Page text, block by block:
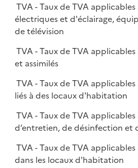
TVA - Taux de TVA
électriques et d'éclairage,
de télévision
TVA - Taux de TVA
et assimilés
TVA - Taux de TVA
liés à des locaux d'habitation
TVA - Taux de TVA
d’entretien, de désinfection et
TVA - Taux de TVA
dans les locaux d'habitation